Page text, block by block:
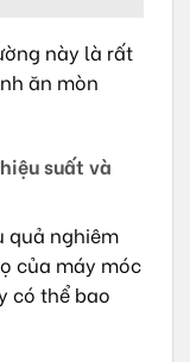
này là rất
ăn mòn
suất và
quả nghiêm
của máy móc
có thể bao